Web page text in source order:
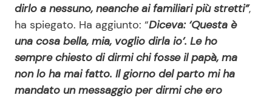
dirlo a nessuno, neanche ai familiari più stretti”,
ha spiegato. Ha aggiunto: “Diceva: ‘Questa è
una cosa bella, mia, voglio dirla io’. Le ho
sempre chiesto di dirmi chi fosse il papà, ma
non lo ha mai fatto. Il giorno del parto mi ha
mandato un messaggio per dirmi che ero